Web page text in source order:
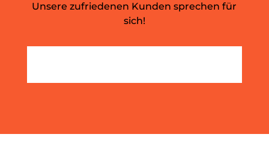
Unsere zufriedenen Kunden sprechen für
sich!